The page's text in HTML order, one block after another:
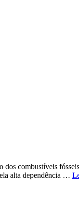
combustíveis
alta dependência …